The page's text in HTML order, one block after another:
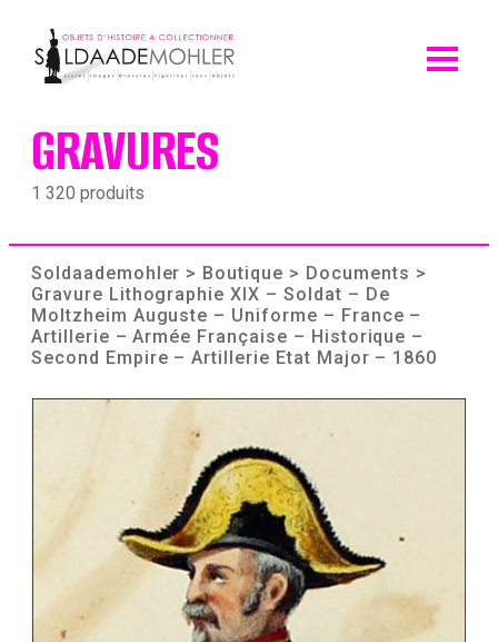
content
GRAVURES
1 320 produits
Soldaademohler > Boutique > Documents >
Gravure Lithographie XIX – Soldat – De
Moltzheim Auguste – Uniforme – France –
Artillerie – Armée Française – Historique –
Second Empire – Artillerie Etat Major – 1860